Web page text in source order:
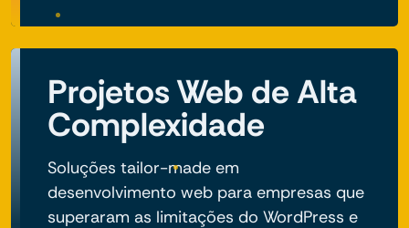
Projetos Web de Alta
Complexidade
Soluções tailor-made em
desenvolvimento web para empresas que
superaram as limitações do WordPress e